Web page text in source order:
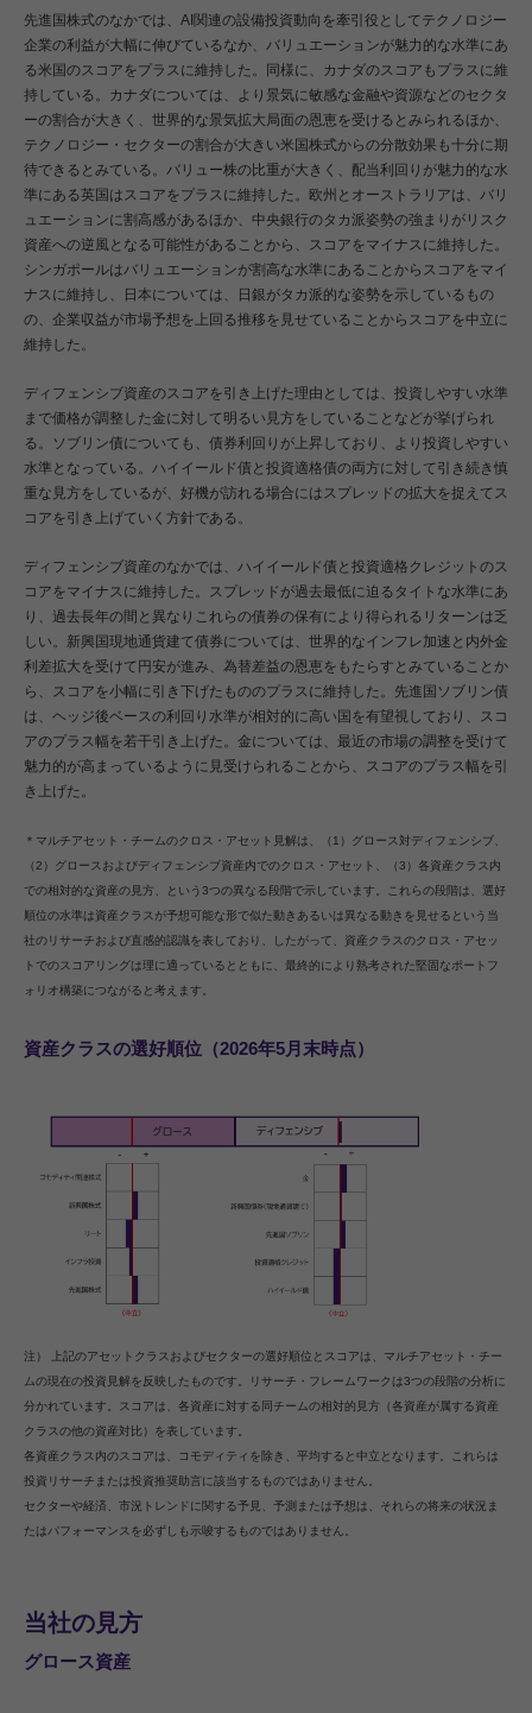
先進国株式のなかでは、AI関連の設備投資動向を牽引役としてテクノロジー
企業の利益が大幅に伸びているなか、バリュエーションが魅力的な水準にあ
る米国のスコアをプラスに維持した。同様に、カナダのスコアもプラスに維
持している。カナダについては、より景気に敏感な金融や資源などのセクタ
ーの割合が大きく、世界的な景気拡大局面の恩恵を受けるとみられるほか、
テクノロジー・セクターの割合が大きい米国株式からの分散効果も十分に期
待できるとみている。バリュー株の比重が大きく、配当利回りが魅力的な水
準にある英国はスコアをプラスに維持した。欧州とオーストラリアは、バリ
ュエーションに割高感があるほか、中央銀行のタカ派姿勢の強まりがリスク
資産への逆風となる可能性があることから、スコアをマイナスに維持した。
シンガポールはバリュエーションが割高な水準にあることからスコアをマイ
ナスに維持し、日本については、日銀がタカ派的な姿勢を示しているもの
の、企業収益が市場予想を上回る推移を見せていることからスコアを中立に
維持した。
ディフェンシブ資産のスコアを引き上げた理由としては、投資しやすい水準
まで価格が調整した金に対して明るい見方をしていることなどが挙げられ
る。ソブリン債についても、債券利回りが上昇しており、より投資しやすい
水準となっている。ハイイールド債と投資適格債の両方に対して引き続き慎
重な見方をしているが、好機が訪れる場合にはスプレッドの拡大を捉えてス
コアを引き上げていく方針である。
ディフェンシブ資産のなかでは、ハイイールド債と投資適格クレジットのス
コアをマイナスに維持した。スプレッドが過去最低に迫るタイトな水準にあ
り、過去長年の間と異なりこれらの債券の保有により得られるリターンは乏
しい。新興国現地通貨建て債券については、世界的なインフレ加速と内外金
利差拡大を受けて円安が進み、為替差益の恩恵をもたらすとみていることか
ら、スコアを小幅に引き下げたもののプラスに維持した。先進国ソブリン債
は、ヘッジ後ベースの利回り水準が相対的に高い国を有望視しており、スコ
アのプラス幅を若干引き上げた。金については、最近の市場の調整を受けて
魅力的が高まっているように見受けられることから、スコアのプラス幅を引
き上げた。
＊マルチアセット・チームのクロス・アセット見解は、（1）グロース対ディフェンシブ、
（2）グロースおよびディフェンシブ資産内でのクロス・アセット、（3）各資産クラス内
での相対的な資産の見方、という3つの異なる段階で示しています。これらの段階は、選好
順位の水準は資産クラスが予想可能な形で似た動きあるいは異なる動きを見せるという当
社のリサーチおよび直感的認識を表しており、したがって、資産クラスのクロス・アセッ
トでのスコアリングは理に適っているとともに、最終的により熟考された堅固なポートフ
ォリオ構築につながると考えます。
資産クラスの選好順位（2026年5月末時点）
注） 上記のアセットクラスおよびセクターの選好順位とスコアは、マルチアセット・チー
ムの現在の投資見解を反映したものです。リサーチ・フレームワークは3つの段階の分析に
分かれています。スコアは、各資産に対する同チームの相対的見方（各資産が属する資産
クラスの他の資産対比）を表しています。
各資産クラス内のスコアは、コモディティを除き、平均すると中立となります。これらは
投資リサーチまたは投資推奨助言に該当するものではありません。
セクターや経済、市況トレンドに関する予見、予測または予想は、それらの将来の状況ま
たはパフォーマンスを必ずしも示唆するものではありません。
当社の見方
グロース資産